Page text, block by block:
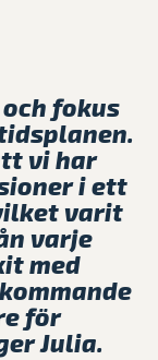
fokus
vi har
i ett
varit
varje
med
för
Julia.